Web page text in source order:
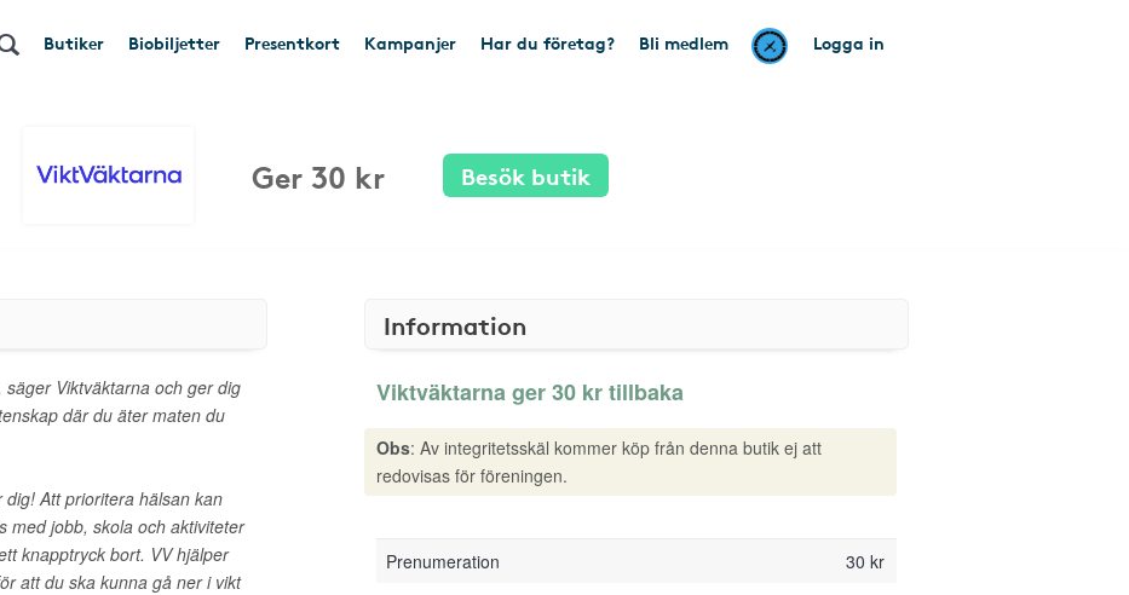
Butiker Biobiljetter Presentkort Kampanjer Har du företag? Bli medlem Logga in
Ger 30 kr Besök butik
Viktväktarna och ger dig
där du äter maten du
Att prioritera hälsan kan
med jobb, skola och aktiviteter
knapptryck bort. VV hjälper
att du ska kunna gå ner i vikt
Information
Viktväktarna ger 30 kr tillbaka
Obs: Av integritetsskäl kommer köp från denna butik ej att
redovisas för föreningen.
Prenumeration 30 kr